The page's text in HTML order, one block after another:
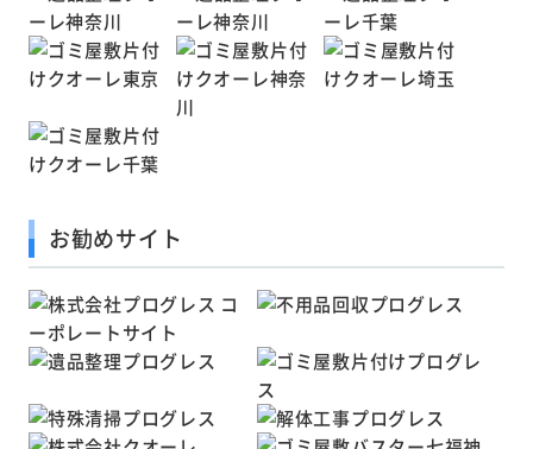
お勧めサイト